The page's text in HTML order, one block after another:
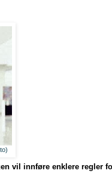
vil innføre enklere regler